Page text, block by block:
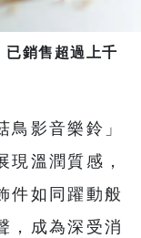
已銷售超過上千
鳥影音樂鈴」
現溫潤質感，
件如同躍動般
，成為深受消